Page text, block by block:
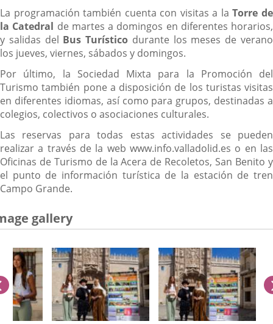
La programación también cuenta con visitas a laTorre de
la Catedral de martes a domingos en diferentes horarios,
y salidas del Bus Turístico durante los meses de verano
los jueves, viernes, sábados y domingos.
Por último, la Sociedad Mixta para la Promoción del
Turismo también pone a disposición de los turistas visitas
en diferentes idiomas, así como para grupos, destinadas a
colegios, colectivos o asociaciones culturales.
Las reservas para todas estas actividades se pueden
realizar a través de la web www.info.valladolid.es o en las
Oficinas de Turismo de la Acera de Recoletos, San Benito y
el punto de información turística de la estación de tren
Campo Grande.
gallery
previus